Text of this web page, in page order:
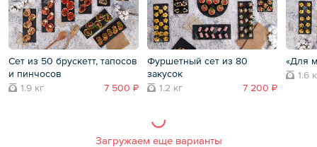
Сет из 50 брускетт, тапосов
и пинчосов
1.9 кг
7 500 ₽
Фуршетный сет из 80
закусок
1.2 кг
7 200 ₽
«Для
1.6
Загружаем еще варианты